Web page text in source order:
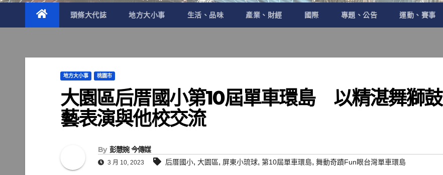
頭條大代誌 地方大小事 生活、品味 產業、財經 國際 專題、公告 運動、賽事
地方大小事 桃園市
大園區后厝國小第10屆單車環島 以精湛舞獅鼓
藝表演與他校交流
By 彭慧婉 今傳媒
3 月 10, 2023 后厝國小, 大園區, 屏東小琉球, 第10屆單車環島, 舞動奇蹟Fun眼台灣單車環島